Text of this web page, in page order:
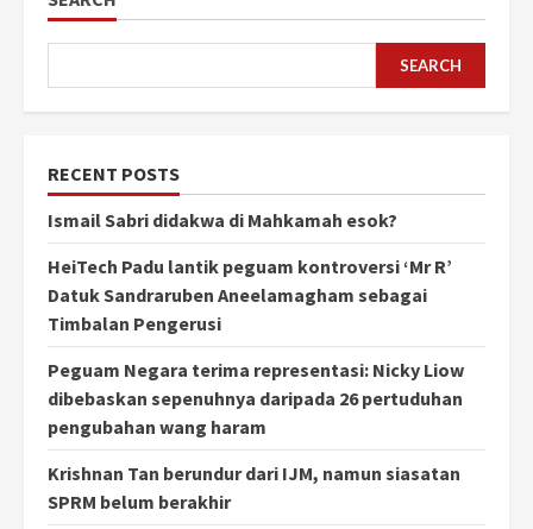
SEARCH
RECENT POSTS
Ismail Sabri didakwa di Mahkamah esok?
HeiTech Padu lantik peguam kontroversi ‘Mr R’
Datuk Sandraruben Aneelamagham sebagai
Timbalan Pengerusi
Peguam Negara terima representasi: Nicky Liow
dibebaskan sepenuhnya daripada 26 pertuduhan
pengubahan wang haram
Krishnan Tan berundur dari IJM, namun siasatan
SPRM belum berakhir